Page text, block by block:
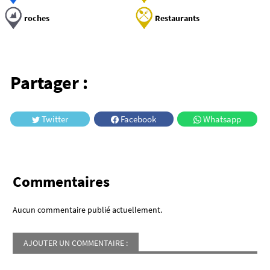
roches Restaurants
Partager :
Twitter Facebook Whatsapp
Commentaires
Aucun commentaire publié actuellement.
AJOUTER UN COMMENTAIRE :